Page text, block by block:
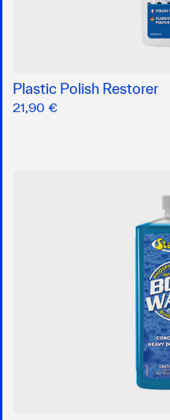
Plastic Polish Restorer
21,90 €